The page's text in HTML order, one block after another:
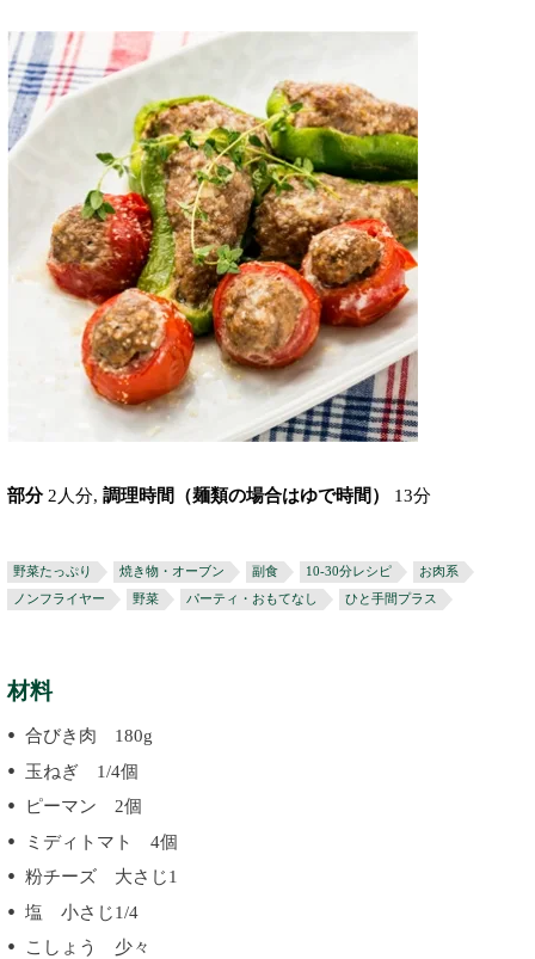
部分 2人分, 調理時間（麺類の場合はゆで時間） 13分
野菜たっぷり 焼き物・オーブン 副食 10-30分レシピ
お肉系
ノンフライヤー
野菜 パーティ・おもてなし ひと手間プラス
材料
合びき肉 180g
玉ねぎ 1/4個
ピーマン 2個
ミディトマト 4個
粉チーズ 大さじ1
塩 小さじ1/4
こしょう 少々